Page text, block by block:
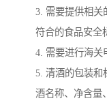
3. 需要提供相关
符合的食品安全
4. 需要进行海关
5. 清酒的包装和
酒名称、净含量